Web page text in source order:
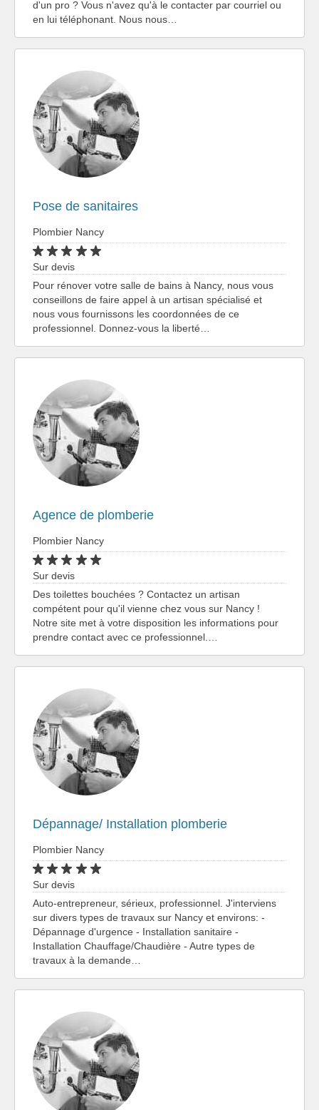
d'un pro ? Vous n'avez qu'à le contacter par courriel ou
en lui téléphonant. Nous nous…
Pose de sanitaires
Plombier Nancy
Sur devis
Pour rénover votre salle de bains à Nancy, nous vous
conseillons de faire appel à un artisan spécialisé et
nous vous fournissons les coordonnées de ce
professionnel. Donnez-vous la liberté…
Agence de plomberie
Plombier Nancy
Sur devis
Des toilettes bouchées ? Contactez un artisan
compétent pour qu'il vienne chez vous sur Nancy !
Notre site met à votre disposition les informations pour
prendre contact avec ce professionnel.…
Dépannage/ Installation plomberie
Plombier Nancy
Sur devis
Auto-entrepreneur, sérieux, professionnel. J'interviens
sur divers types de travaux sur Nancy et environs: -
Dépannage d'urgence - Installation sanitaire -
Installation Chauffage/Chaudière - Autre types de
travaux à la demande…